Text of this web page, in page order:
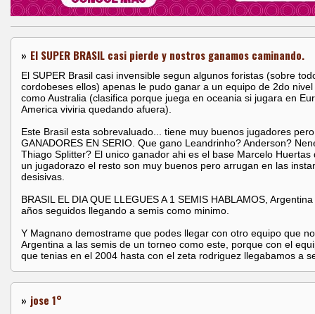
» El SUPER BRASIL casi pierde y nostros ganamos caminando.
El SUPER Brasil casi invensible segun algunos foristas (sobre
cordobeses ellos) apenas le pudo ganar a un equipo de 2do
como Australia (clasifica porque juega en oceania si jugara en
America viviria quedando afuera).
Este Brasil esta sobrevaluado... tiene muy buenos jugadores
GANADORES EN SERIO. Que gano Leandrinho? Anderson?
Thiago Splitter? El unico ganador ahi es el base Marcelo Huertas
un jugadorazo el resto son muy buenos pero arrugan en las
desisivas.
BRASIL EL DIA QUE LLEGUES A 1 SEMIS HABLAMOS,
años seguidos llegando a semis como minimo.
Y Magnano demostrame que podes llegar con otro equipo que
Argentina a las semis de un torneo como este, porque con el
que tenias en el 2004 hasta con el zeta rodriguez llegabamos a
» jose 1°